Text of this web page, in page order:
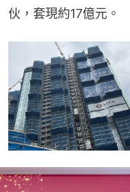
伙，套現約17億元。